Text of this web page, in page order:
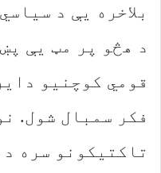
بلاخره یې د
د هڅو پر مټ یې
قومي کوچنیو
فکر سمبال شول.
تاکتیکونو سره